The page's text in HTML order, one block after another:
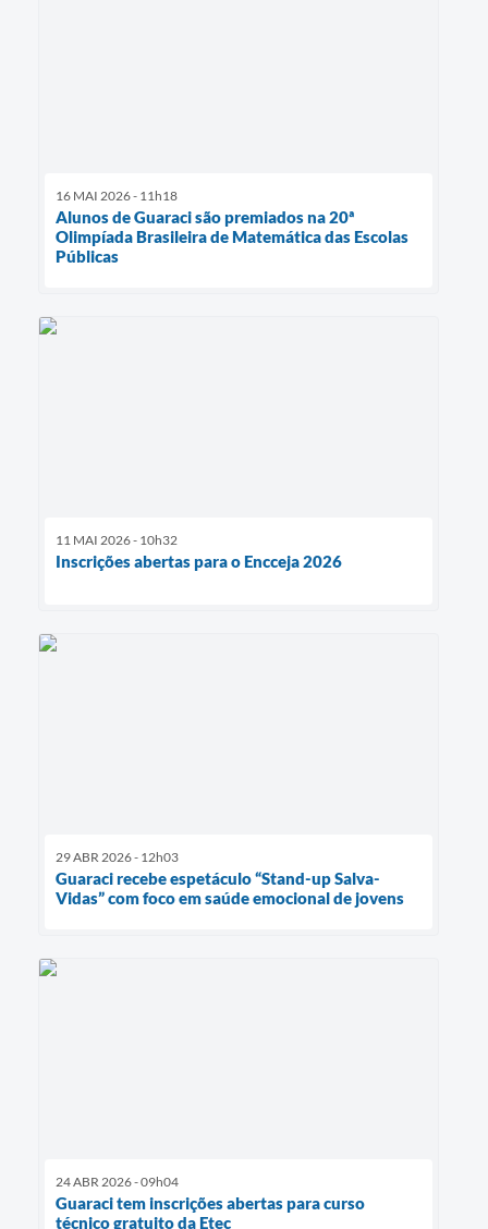
16 MAI 2026 - 11h18
Alunos de Guaraci são premiados na 20ª
Olimpíada Brasileira de Matemática das Escolas
Públicas
11 MAI 2026 - 10h32
Inscrições abertas para o Encceja 2026
29 ABR 2026 - 12h03
Guaraci recebe espetáculo “Stand-up Salva-
Vidas” com foco em saúde emocional de jovens
24 ABR 2026 - 09h04
Guaraci tem inscrições abertas para curso
técnico gratuito da Etec